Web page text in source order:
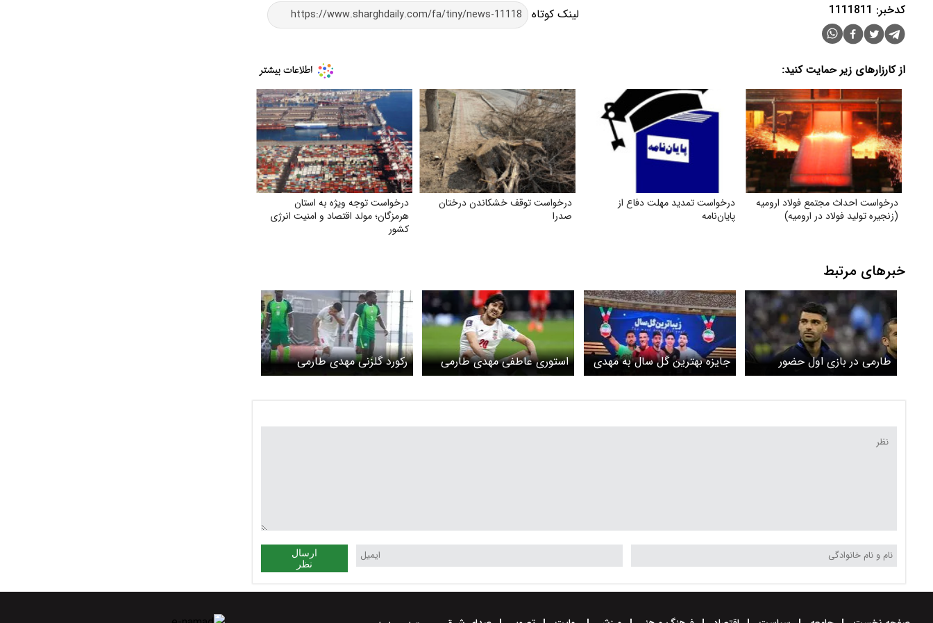
لینک کوتاه کدخبر: 1111811
از کارزارهای زیر حمایت کنید:
درخواست احداث مجتمع فولاد ارومیه
(زنجیره تولید فولاد در ارومیه)
درخواست تمدید مهلت دفاع از
پایان‌نامه
درخواست توقف خشکاندن درختان
صدرا
درخواست توجه ویژه به استان
هرمزگان؛ مولد اقتصاد و امنیت انرژی
کشور
خبرهای مرتبط
طارمی در بازی اول حضور
خواهد داشت
جایزه بهترین گل سال به مهدی
طارمی رسید
استوری عاطفی مهدی طارمی
برای سردار آزمون
رکورد گلزنی مهدی طارمی
شکست
ارسال
نظر